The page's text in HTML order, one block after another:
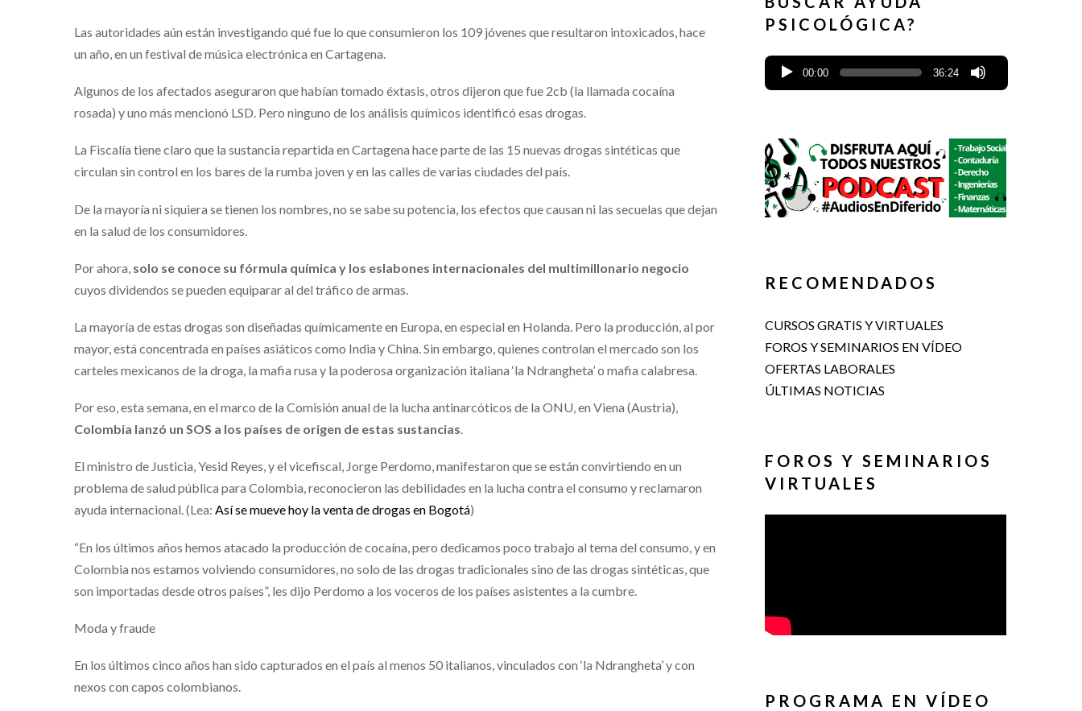
Las autoridades aún están investigando qué fue lo que consumieron los 109 jóvenes que resultaron intoxicados, hace
un año, en un festival de música electrónica en Cartagena.
Algunos de los afectados aseguraron que habían tomado éxtasis, otros dijeron que fue 2cb (la llamada cocaína
rosada) y uno más mencionó LSD. Pero ninguno de los análisis químicos identificó esas drogas.
La Fiscalía tiene claro que la sustancia repartida en Cartagena hace parte de las 15 nuevas drogas sintéticas que
circulan sin control en los bares de la rumba joven y en las calles de varias ciudades del país.
De la mayoría ni siquiera se tienen los nombres, no se sabe su potencia, los efectos que causan ni las secuelas que dejan
en la salud de los consumidores.
Por ahora, solo se conoce su fórmula química y los eslabones internacionales del multimillonario negocio
cuyos dividendos se pueden equiparar al del tráfico de armas.
La mayoría de estas drogas son diseñadas químicamente en Europa, en especial en Holanda. Pero la producción, al por
mayor, está concentrada en países asiáticos como India y China. Sin embargo, quienes controlan el mercado son los
carteles mexicanos de la droga, la mafia rusa y la poderosa organización italiana ‘la Ndrangheta’ o mafia calabresa.
Por eso, esta semana, en el marco de la Comisión anual de la lucha antinarcóticos de la ONU, en Viena (Austria),
Colombia lanzó un SOS a los países de origen de estas sustancias.
El ministro de Justicia, Yesid Reyes, y el vicefiscal, Jorge Perdomo, manifestaron que se están convirtiendo en un
problema de salud pública para Colombia, reconocieron las debilidades en la lucha contra el consumo y reclamaron
ayuda internacional. (Lea: Así se mueve hoy la venta de drogas en Bogotá)
“En los últimos años hemos atacado la producción de cocaína, pero dedicamos poco trabajo al tema del consumo, y en
Colombia nos estamos volviendo consumidores, no solo de las drogas tradicionales sino de las drogas sintéticas, que
son importadas desde otros países”, les dijo Perdomo a los voceros de los países asistentes a la cumbre.
Moda y fraude
En los últimos cinco años han sido capturados en el país al menos 50 italianos, vinculados con ‘la Ndrangheta’ y con
nexos con capos colombianos.
PSICOLÓGICA?
00:00 36:24
RECOMENDADOS
CURSOS GRATIS Y VIRTUALES
FOROS Y SEMINARIOS EN VÍDEO
OFERTAS LABORALES
ÚLTIMAS NOTICIAS
FOROS Y SEMINARIOS
VIRTUALES
PROGRAMA EN VÍDEO